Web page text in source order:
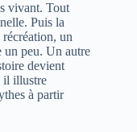
vivant. Tout
Puis la
un
un peu. Un autre
devient
il illustre
à partir